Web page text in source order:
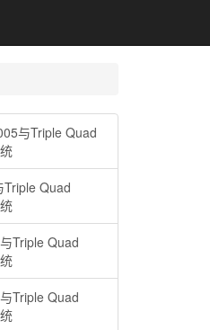
与Triple Quad
Quad
Triple Quad
Triple Quad